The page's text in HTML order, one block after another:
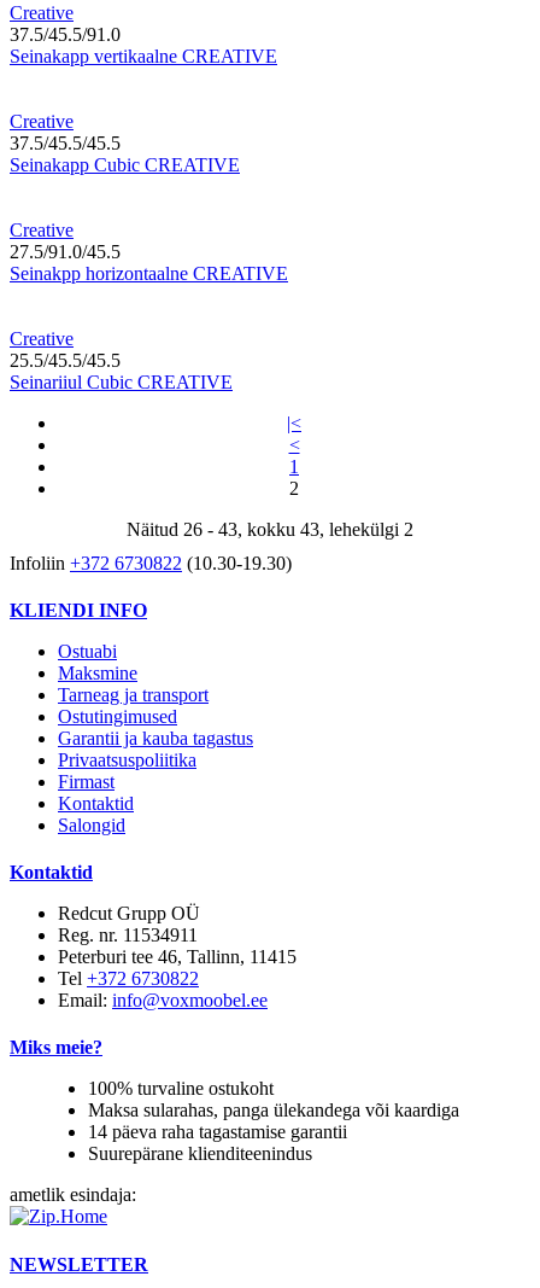
Creative
37.5/45.5/91.0
Seinakapp vertikaalne CREATIVE
Creative
37.5/45.5/45.5
Seinakapp Cubic CREATIVE
Creative
27.5/91.0/45.5
Seinakpp horizontaalne CREATIVE
Creative
25.5/45.5/45.5
Seinariiul Cubic CREATIVE
|<
<
1
2
Näitud 26 - 43, kokku 43, lehekülgi 2
Infoliin +372 6730822 (10.30-19.30)
KLIENDI INFO
Ostuabi
Maksmine
Tarneag ja transport
Ostutingimused
Garantii ja kauba tagastus
Privaatsuspoliitika
Firmast
Kontaktid
Salongid
Kontaktid
Redcut Grupp OÜ
Reg. nr. 11534911
Peterburi tee 46, Tallinn, 11415
Tel +372 6730822
Email: info@voxmoobel.ee
Miks meie?
100% turvaline ostukoht
Maksa sularahas, panga ülekandega või kaardiga
14 päeva raha tagastamise garantii
Suurepärane klienditeenindus
ametlik esindaja:
NEWSLETTER